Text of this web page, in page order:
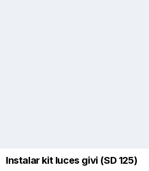
Instalar kit luces givi (SD 125)